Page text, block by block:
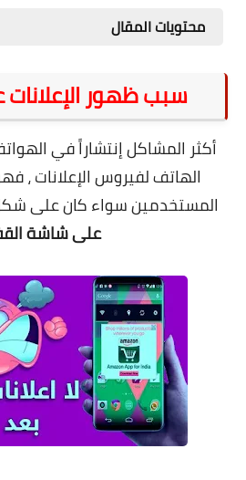
قصة
حماية
أخبار
أدوات
محتويات المقال
سبب ظهور
أكثر المشاكل إنتشاراً في
الهاتف لفيروس الإعلانات ،
المستخدمين سواء كان على
على شاشة